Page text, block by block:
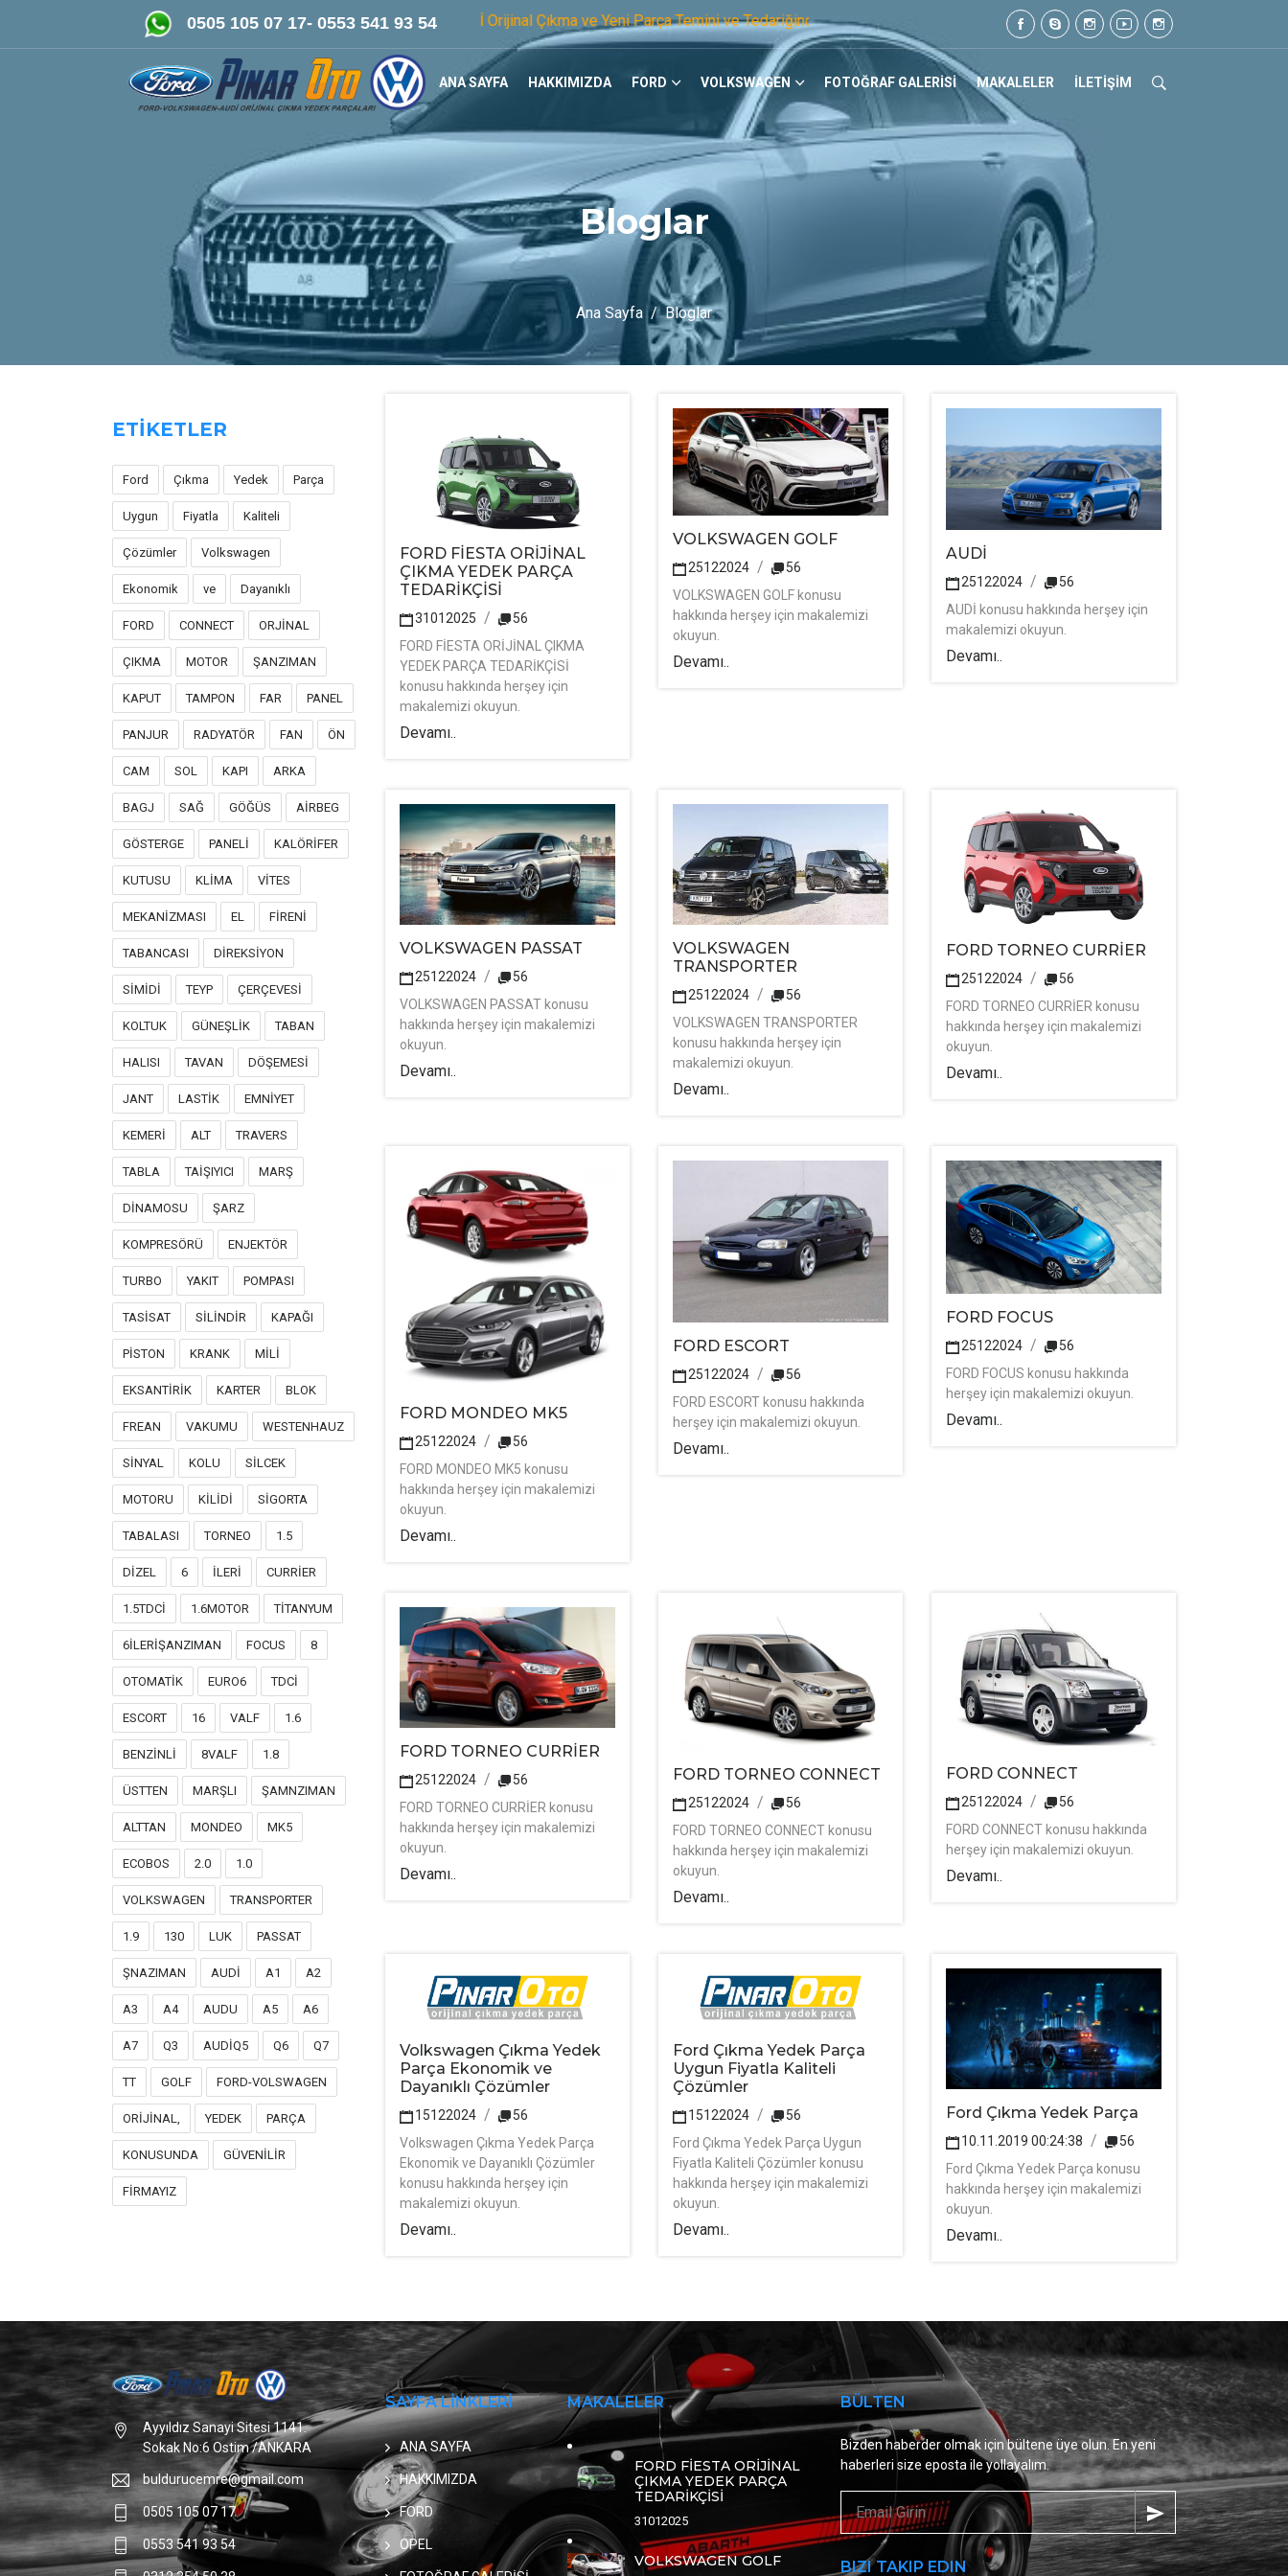
0505 105 07 17- 0553 541 93 54
FORD-VOLKSWAGEN- AUDİ Orijinal Çıkma ve Yeni Parça Temini ve Tedariğinde Öncü Firmayız. Tel: 0505 105 07 17
ANA SAYFA HAKKIMIZDA FORD VOLKSWAGEN FOTOĞRAF GALERİSİ MAKALELER İLETİŞİM
Bloglar
Ana Sayfa Bloglar
FORD FİESTA ORİJİNAL
ÇIKMA YEDEK PARÇA
TEDARİKÇİSİ
31012025
56
FORD FİESTA ORİJİNAL ÇIKMA
YEDEK PARÇA TEDARİKÇİSİ
konusu hakkında herşey için
makalemizi okuyun.
Devamı..
VOLKSWAGEN GOLF
25122024
56
VOLKSWAGEN GOLF konusu
hakkında herşey için makalemizi
okuyun.
Devamı..
AUDİ
25122024
56
AUDİ konusu hakkında herşey için
makalemizi okuyun.
Devamı..
VOLKSWAGEN PASSAT
25122024
56
VOLKSWAGEN PASSAT konusu
hakkında herşey için makalemizi
okuyun.
Devamı..
VOLKSWAGEN
TRANSPORTER
25122024
56
VOLKSWAGEN TRANSPORTER
konusu hakkında herşey için
makalemizi okuyun.
Devamı..
FORD TORNEO CURRİER
25122024
56
FORD TORNEO CURRİER konusu
hakkında herşey için makalemizi
okuyun.
Devamı..
FORD MONDEO MK5
25122024
56
FORD MONDEO MK5 konusu
hakkında herşey için makalemizi
okuyun.
Devamı..
FORD ESCORT
25122024
56
FORD ESCORT konusu hakkında
herşey için makalemizi okuyun.
Devamı..
FORD FOCUS
25122024
56
FORD FOCUS konusu hakkında
herşey için makalemizi okuyun.
Devamı..
FORD TORNEO CURRİER
25122024
56
FORD TORNEO CURRİER konusu
hakkında herşey için makalemizi
okuyun.
Devamı..
FORD TORNEO CONNECT
25122024
56
FORD TORNEO CONNECT konusu
hakkında herşey için makalemizi
okuyun.
Devamı..
FORD CONNECT
25122024
56
FORD CONNECT konusu hakkında
herşey için makalemizi okuyun.
Devamı..
Volkswagen Çıkma Yedek
Parça Ekonomik ve
Dayanıklı Çözümler
15122024
56
Volkswagen Çıkma Yedek Parça
Ekonomik ve Dayanıklı Çözümler
konusu hakkında herşey için
makalemizi okuyun.
Devamı..
Ford Çıkma Yedek Parça
Uygun Fiyatla Kaliteli
Çözümler
15122024
56
Ford Çıkma Yedek Parça Uygun
Fiyatla Kaliteli Çözümler konusu
hakkında herşey için makalemizi
okuyun.
Devamı..
Ford Çıkma Yedek Parça
10.11.2019 00:24:38
56
Ford Çıkma Yedek Parça konusu
hakkında herşey için makalemizi
okuyun.
Devamı..
ETİKETLER
Ford Çıkma Yedek Parça
Uygun Fiyatla Kaliteli
Çözümler Volkswagen
Ekonomik ve Dayanıklı
FORD CONNECT ORJİNAL
ÇIKMA MOTOR ŞANZIMAN
KAPUT TAMPON FAR PANEL
PANJUR RADYATÖR FAN ÖN
CAM SOL KAPI ARKA
BAGJ SAĞ GÖĞÜS AİRBEG
GÖSTERGE PANELİ KALÖRİFER
KUTUSU KLİMA VİTES
MEKANİZMASI EL FİRENİ
TABANCASI DİREKSİYON
SİMİDİ TEYP ÇERÇEVESİ
KOLTUK GÜNEŞLİK TABAN
HALISI TAVAN DÖŞEMESİ
JANT LASTİK EMNİYET
KEMERİ ALT TRAVERS
TABLA TAİŞIYICI MARŞ
DİNAMOSU ŞARZ
KOMPRESÖRÜ ENJEKTÖR
TURBO YAKIT POMPASI
TASİSAT SİLİNDİR KAPAĞI
PİSTON KRANK MİLİ
EKSANTİRİK KARTER BLOK
FREAN VAKUMU WESTENHAUZ
SİNYAL KOLU SİLCEK
MOTORU KİLİDİ SİGORTA
TABALASI TORNEO 1.5
DİZEL 6 İLERİ CURRİER
1.5TDCİ 1.6MOTOR TİTANYUM
6İLERİŞANZIMAN FOCUS 8
OTOMATİK EURO6 TDCİ
ESCORT 16 VALF 1.6
BENZİNLİ 8VALF 1.8
ÜSTTEN MARŞLI ŞAMNZIMAN
ALTTAN MONDEO MK5
ECOBOS 2.0 1.0
VOLKSWAGEN TRANSPORTER
1.9 130 LUK PASSAT
ŞNAZIMAN AUDİ A1 A2
A3 A4 AUDU A5 A6
A7 Q3 AUDİQ5 Q6 Q7
TT GOLF FORD-VOLSWAGEN
ORİJİNAL, YEDEK PARÇA
KONUSUNDA GÜVENİLİR
FİRMAYIZ
Ayyıldız Sanayi Sitesi 1141.
Sokak No:6 Ostim /ANKARA
buldurucemre@gmail.com
0505 105 07 17
0553 541 93 54
SAYFA LİNKLERİ
ANA SAYFA
HAKKIMIZDA
FORD
OPEL
MAKALELER
FORD FİESTA ORİJİNAL
ÇIKMA YEDEK PARÇA
TEDARİKÇİSİ
31012025
VOLKSWAGEN GOLF
BÜLTEN
Bizden haberder olmak için bültene üye olun. En yeni
haberleri size eposta ile yollayalım.
BIZI TAKIP EDIN